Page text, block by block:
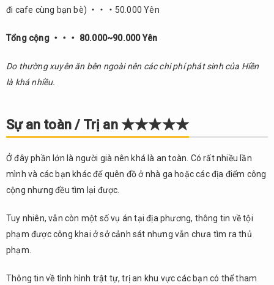
đi cafe cùng bạn bè) ・・・50.000 Yên
Tổng cộng ・・・ 80.000~90.000 Yên
Do thường xuyên ăn bên ngoài nên các chi phí phát sinh của Hiền
là khá nhiều.
Sự an toàn / Trị an ★★★★★
Ở đây phần lớn là người già nên khá là an toàn. Có rất nhiều lần
mình và các bạn khác để quên đồ ở nhà ga hoặc các địa điểm công
cộng nhưng đều tìm lại được.
Tuy nhiên, vẫn còn một số vụ án tại địa phương, thông tin về tội
phạm được công khai ở sở cảnh sát nhưng vẫn chưa tìm ra thủ
phạm.
Thông tin về tình hình trật tự, trị an khu vực các bạn có thể tham